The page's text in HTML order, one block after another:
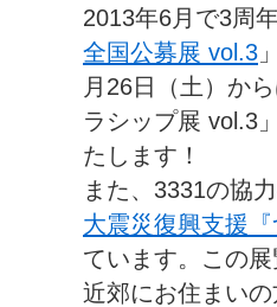
2013年6月で3周
全国公募展 vol.3
月26日（土）か
ラシップ展 vol.3
たします！
また、3331の協
大震災復興支援
ています。この
近郊にお住まい